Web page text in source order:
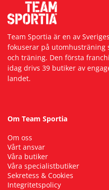
Team Sportia är en av
fokuserar på utomhusträning
och träning. Den första
idag drivs 39 butiker av
landet.
Om Team Sportia
Om oss
Vårt ansvar
Våra butiker
Våra specialistbutiker
Sekretess & Cookies
Integritetspolicy